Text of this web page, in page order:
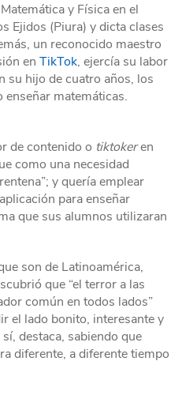
y Física en el
Ejidos (Piura) y dicta clases
un reconocido maestro
en TikTok, ejercía su labor
su hijo de cuatro años, los
enseñar matemáticas.
de contenido o tiktokeren
como una necesidad
y quería emplear
para enseñar
que sus alumnos utilizaran
son de Latinoamérica,
que “el terror a las
común en todos lados”
el lado bonito, interesante y
destaca, sabiendo que
diferente, a diferente tiempo